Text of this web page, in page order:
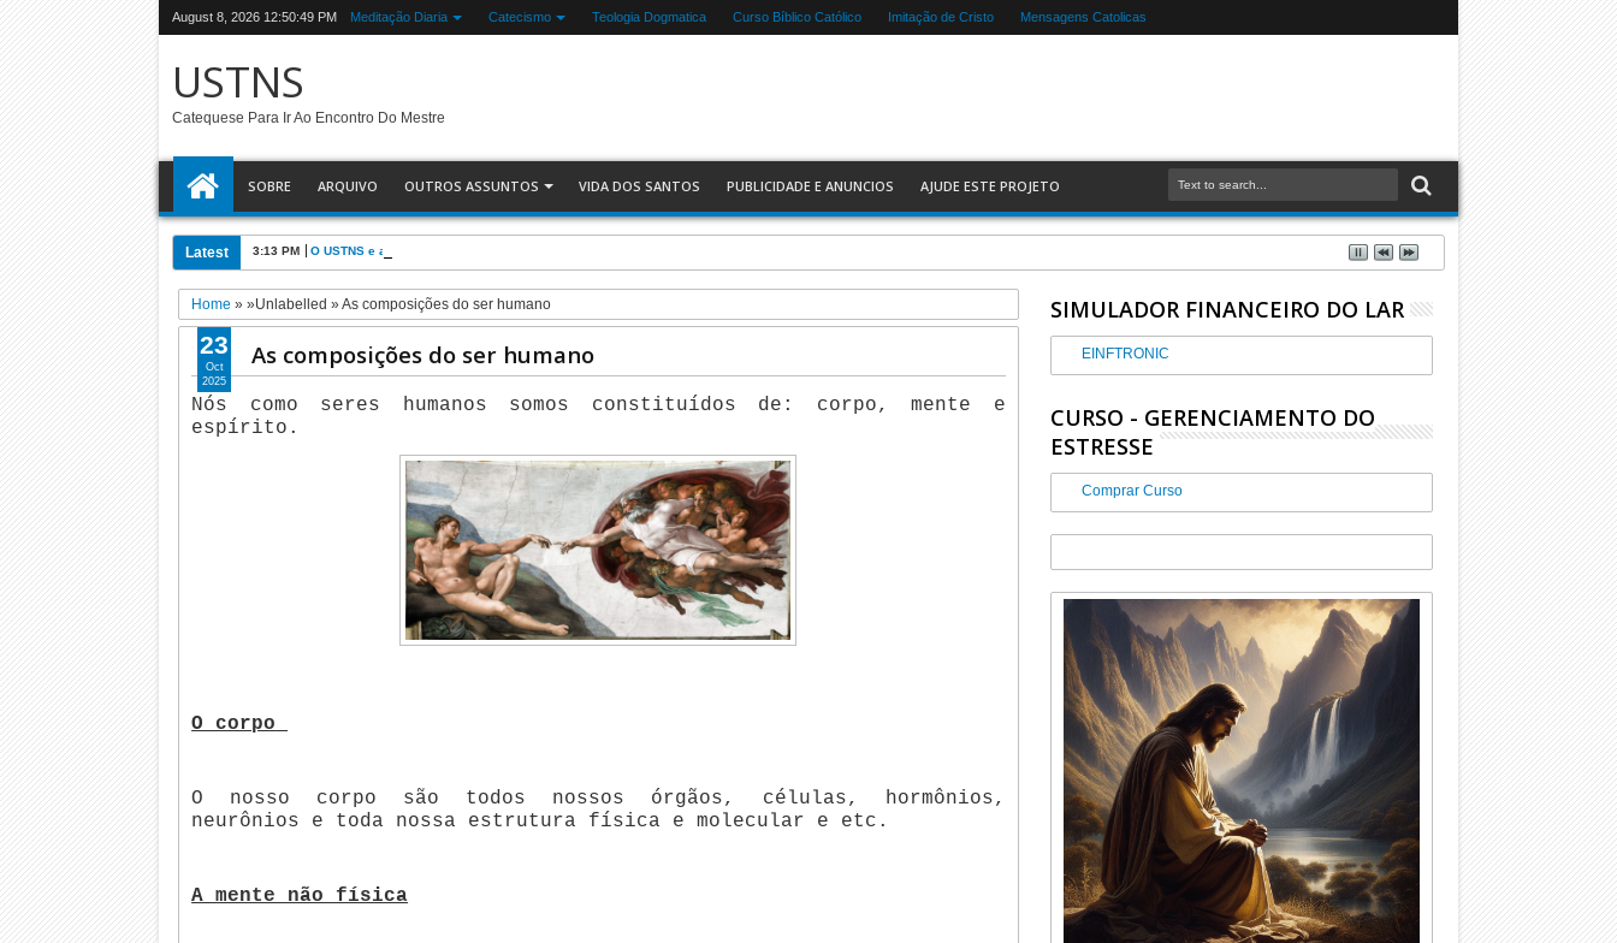
August 8, 2026 12:50:50 PM Meditação Diaria Catecismo Teologia Dogmatica Curso Bíblico Católico Imitação de Cristo Mensagens Catolicas
USTNS
Catequese Para Ir Ao Encontro Do Mestre
SOBRE ARQUIVO OUTROS ASSUNTOS VIDA DOS SANTOS PUBLICIDADE E ANUNCIOS AJUDE ESTE PROJETO
Latest 3:13 PM O USTNS e a Eucaristia
Home » »Unlabelled »As composições do ser humano
As composições do ser humano
Nós como seres humanos somos constituídos de: corpo, mente e
espírito.
O corpo
O nosso corpo são todos nossos órgãos, células, hormônios,
neurônios e toda nossa estrutura física e molecular e etc.
A mente não física
23
Oct
2025
SIMULADOR FINANCEIRO DO LAR
EINFTRONIC
CURSO - GERENCIAMENTO DO
ESTRESSE
Comprar Curso